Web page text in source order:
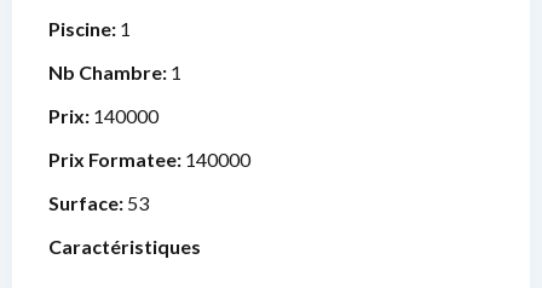
Piscine: 1
Nb Chambre: 1
Prix: 140000
Prix Formatee: 140000
Surface: 53
Caractéristiques